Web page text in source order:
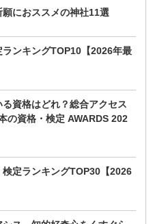
におススメの神社11選
ンキングTOP10【2026年最
資格はどれ？総合アクセス
の資格・検定 AWARDS 202
定ランキングTOP30【2026